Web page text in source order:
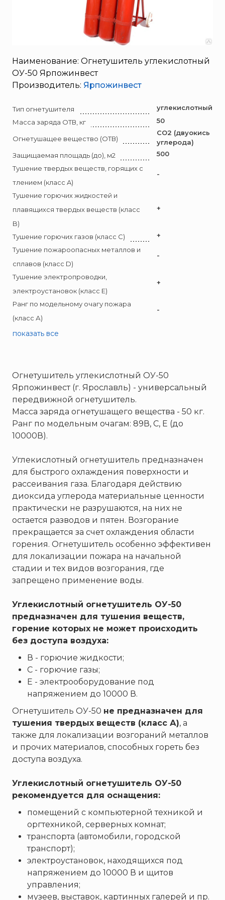
Порошковые огнетушители (ОП) с повышенными
тушащими свойствами
ПЕНОСМЕСИТЕЛЬ (ДОЗАТОР)
«Pohorje» Mirna
«TFT» США
«Спотви»
«Шанс»
АО «КОРПОРАЦИЯ
«РОСХИМЗАЩИТА»
АО «Тамбовмаш»
АРТИ
Болид
Бонус-Вита
Брандбулл
Бриз-Кама
Диапазон+
ИВС-Сигналспецавтоматика
ИНЕЙ
Квазар
Магазин 01
Магнито-Контакт
МИГ
Минипожарный
Неизвестный производитель
Полисервис
Прибор
Ратоборец
РИФ
РУБЕЖ
Русинтэк
Сalisia Vulcan
Спектрон НПО
Спецавтоматика
Специнформатика-СИ
ТЕМПЕРО
Феникс
Элемент
Эридан
ЮНИТЕСТ
Ярпожинвест
Наименование: Огнетушитель углекислотный
ОУ-50 Ярпожинвест
Производитель: Ярпожинвест
Тип огнетушителя
углекислотный
Масса заряда ОТВ, кг
50
Огнетушащее вещество (ОТВ)
СО2 (двуокись
углерода)
Защищаемая площадь (до), м2
500
Тушение твердых веществ, горящих с
тлением (класс A)
-
Тушение горючих жидкостей и
плавящихся твердых веществ (класс
B)
+
Тушение горючих газов (класс C)
+
Тушение пожароопасных металлов и
сплавов (класс D)
-
Тушение электропроводки,
электроустановок (класс E)
+
Ранг по модельному очагу пожара
(класс А)
-
показать все
Огнетушитель углекислотный ОУ-50
Ярпожинвест (г. Ярославль) - универсальный
передвижной огнетушитель.
Масса заряда огнетушащего вещества - 50 кг.
Ранг по модельным очагам: 89В, С, Е (до
10000В).
Углекислотный огнетушитель предназначен
для быстрого охлаждения поверхности и
рассеивания газа. Благодаря действию
диоксида углерода материальные ценности
практически не разрушаются, на них не
остается разводов и пятен. Возгорание
прекращается за счет охлаждения области
горения. Огнетушитель особенно эффективен
для локализации пожара на начальной
стадии и тех видов возгорания, где
запрещено применение воды.
Углекислотный огнетушитель ОУ-50
предназначен для тушения веществ,
горение которых не может происходить
без доступа воздуха:
В - горючие жидкости;
С - горючие газы;
Е - электрооборудование под
напряжением до 10000 В.
Огнетушитель ОУ-50 не предназначен для
тушения твердых веществ (класс А), а
также для локализации возгораний металлов
и прочих материалов, способных гореть без
доступа воздуха.
Углекислотный огнетушитель ОУ-50
рекомендуется для оснащения:
помещений с компьютерной техникой и
оргтехникой, серверных комнат;
транспорта (автомобили, городской
транспорт);
электроустановок, находящихся под
напряжением до 10000 В и щитов
управления;
музеев, выставок, картинных галерей и пр.